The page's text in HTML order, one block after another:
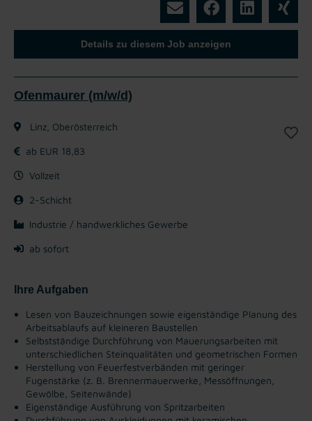
Details zu diesem Job anzeigen
Ofenmaurer (m/w/d)
Linz, Oberösterreich
ab EUR 18,83
Vollzeit
2-Schicht
Industrie / handwerkliches Gewerbe
ab sofort
Ihre Aufgaben
Lesen von Bauzeichnungen sowie eigenständige Planung des
Arbeitsablaufs auf kleineren Baustellen
Selbstständige Durchführung von Mauerungsarbeiten mit
unterschiedlichen Steinqualitäten und geometrischen Formen
Herstellung von Feuerfestverbänden mit geringer
Fugenstärke (z. B. Brennermauerwerke, Messöffnungen,
Gewölbe, Seitenwände)
Eigenständige Ausführung von Spritzarbeiten